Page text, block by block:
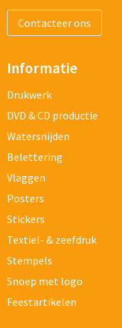
Contacteer ons
Informatie
Drukwerk
DVD & CD productie
Watersnijden
Belettering
Vlaggen
Posters
Stickers
Textiel- & zeefdruk
Stempels
Snoep met logo
Feestartikelen